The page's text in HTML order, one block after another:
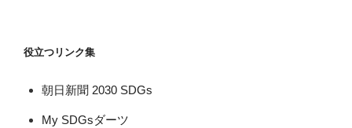
役立つリンク集
朝日新聞 2030 SDGs
My SDGsダーツ